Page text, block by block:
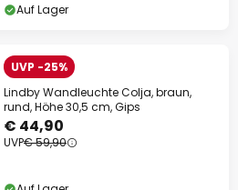
Auf Lager
UVP -25%
Lindby Wandleuchte Colja, braun,
rund, Höhe 30,5 cm, Gips
€ 44,90
UVP€ 59,90